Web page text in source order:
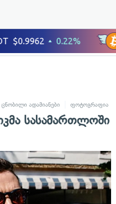
ცნობილი ადამიანები ფოტოგრაფია
სასამართლოში